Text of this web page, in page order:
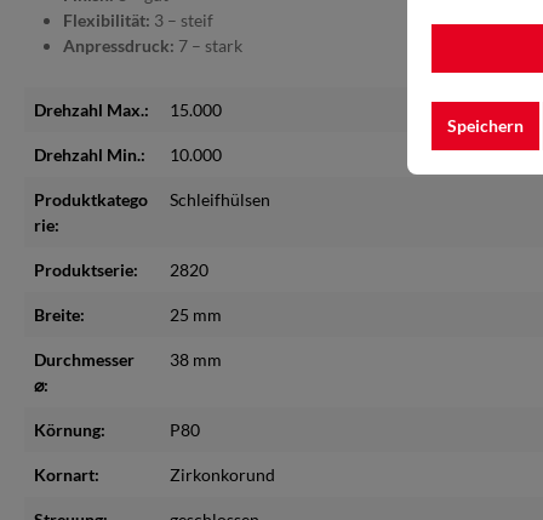
Flexibilität: 3 – steif
Anpressdruck: 7 – stark
Drehzahl Max.: 15.000
Drehzahl Min.: 10.000
Produktkatego
rie:
Schleifhülsen
Produktserie: 2820
Breite: 25 mm
Durchmesser
⌀:
38 mm
Körnung: P80
Kornart: Zirkonkorund
Speichern